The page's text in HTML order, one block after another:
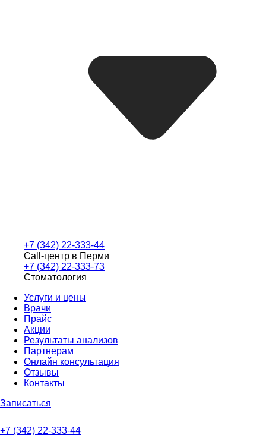
+7 (342) 22-333-44
Call-центр в Перми
+7 (342) 22-333-73
Стоматология
Услуги и цены
Врачи
Прайс
Акции
Результаты анализов
Партнерам
Онлайн консультация
Отзывы
Контакты
Записаться
+7 (342) 22-333-44